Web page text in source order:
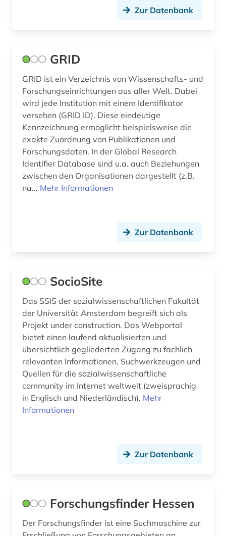
Zur Datenbank
GRID
GRID ist ein Verzeichnis von Wissenschafts- und
Forschungseinrichtungen aus aller Welt. Dabei
wird jede Institution mit einem Identifikator
versehen (GRID ID). Diese eindeutige
Kennzeichnung ermöglicht beispielsweise die
exakte Zuordnung von Publikationen und
Forschungsdaten. In der Global Research
Identifier Database sind u.a. auch Beziehungen
zwischen den Organisationen dargestellt (z.B.
na... Mehr Informationen
Zur Datenbank
SocioSite
Das SSIS der sozialwissenschaftlichen Fakultät
der Universität Amsterdam begreift sich als
Projekt under construction. Das Webportal
bietet einen laufend aktualisierten und
übersichtlich gegliederten Zugang zu fachlich
relevanten Informationen, Suchwerkzeugen und
Quellen für die sozialwissenschaftliche
community im Internet weltweit (zweisprachig
in Englisch und Niederländisch). Mehr
Informationen
Zur Datenbank
Forschungsfinder Hessen
Der Forschungsfinder ist eine Suchmaschine zur